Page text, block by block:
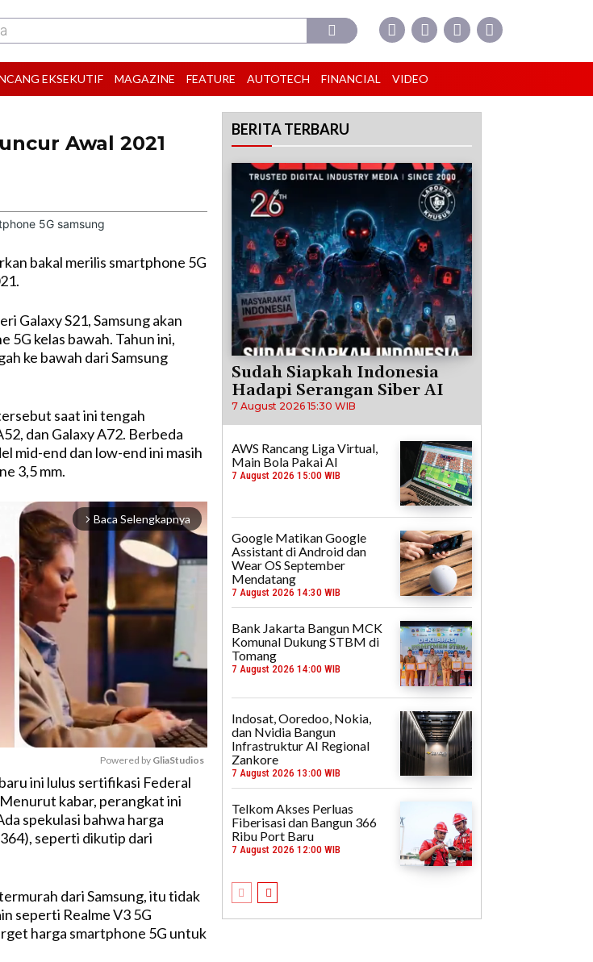
EKSEKUTIF MAGAZINE FEATURE AUTOTECH FINANCIAL VIDEO
Awal 2021
bakal merilis smartphone 5G
Galaxy S21, Samsung akan
5G kelas bawah. Tahun ini,
ke bawah dari Samsung
saat ini tengah
dan Galaxy A72. Berbeda
mid-end dan low-end ini masih
3,5 mm.
arrow_forward_ios Baca Selengkapnya
M
u
Powered by GliaStudios
ini lulus sertifikasi Federal
kabar, perangkat ini
spekulasi bahwa harga
seperti dikutip dari
dari Samsung, itu tidak
seperti Realme V3 5G
harga smartphone 5G untuk
BERITA TERBARU
Sudah Siapkah Indonesia
Hadapi Serangan Siber AI
7 August 2026 15:30 WIB
AWS Rancang Liga Virtual,
Main Bola Pakai AI
7 August 2026 15:00 WIB
Google Matikan Google
Assistant di Android dan
Wear OS September
Mendatang
7 August 2026 14:30 WIB
Bank Jakarta Bangun MCK
Komunal Dukung STBM di
Tomang
7 August 2026 14:00 WIB
Indosat, Ooredoo, Nokia,
dan Nvidia Bangun
Infrastruktur AI Regional
Zankore
7 August 2026 13:00 WIB
Telkom Akses Perluas
Fiberisasi dan Bangun 366
Ribu Port Baru
7 August 2026 12:00 WIB